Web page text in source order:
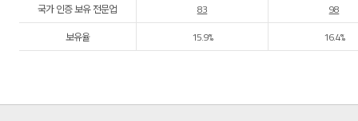
국가 인증 보유 전문업
83
98
보유율
15.9% 16.4%